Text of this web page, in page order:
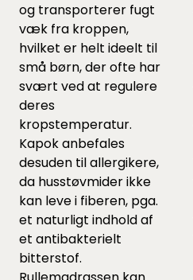
og transporterer fugt
væk fra kroppen,
hvilket er helt ideelt til
små børn, der ofte har
svært ved at regulere
deres
kropstemperatur.
Kapok anbefales
desuden til allergikere,
da husstøvmider ikke
kan leve i fiberen, pga.
et naturligt indhold af
et antibakterielt
bitterstof.